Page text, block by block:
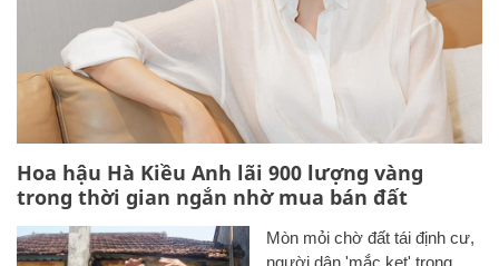
Hoa hậu Hà Kiều Anh lãi 900 lượng vàng
trong thời gian ngắn nhờ mua bán đất
Mòn mỏi chờ đất tái định cư,